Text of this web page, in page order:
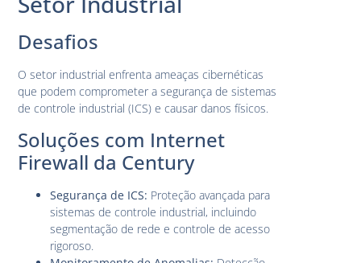
Desafios
O setor industrial enfrenta ameaças cibernéticas
que podem comprometer a segurança de sistemas
de controle industrial (ICS) e causar danos físicos.
Soluções com Internet
Firewall da Century
Segurança de ICS: Proteção avançada para
sistemas de controle industrial, incluindo
segmentação de rede e controle de acesso
rigoroso.